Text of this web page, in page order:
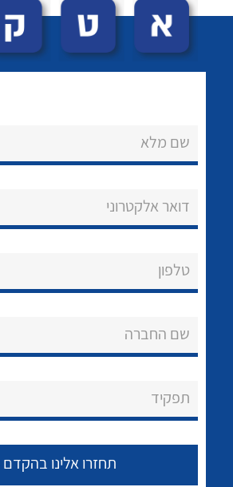
הצוות שלנו
שירותי תמיכה
לכל מוצרי היצרן
שם מלא
דואר אלקטרוני
טלפון
שם החברה
תפקיד